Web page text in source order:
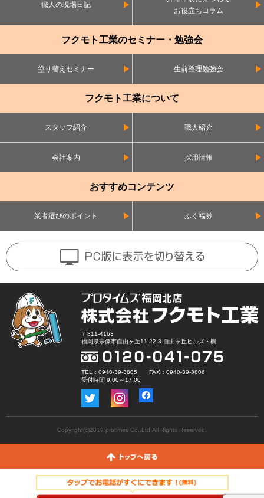
職人の現場日記
お役立ちコラム
フクモト工業のセミナー・勉強会
塗り替えセミナー 生前整理勉強会
フクモト工業について
スタッフ紹介 職人紹介
会社案内 採用情報
おすすめコンテンツ
業者選びのポイント ふく福券
〒811-4163
福岡県宗像市自由ヶ丘11-22-3 自由ヶ丘ヒルズ・楓
TEL：0940-39-3805 FAX：0940-39-3806
受付時間 9:00～17:00
Copyright(c)2019 protimes Co.,Ltd.All Rights Reserved.